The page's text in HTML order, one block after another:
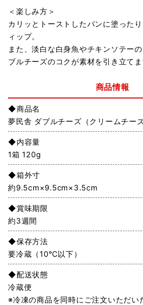
＜楽しみ方＞
カリッとトーストしたパンに塗った
ィップ。
また、淡白な白身魚やチキンソテー
ブルチーズのコクが素材を引き立てま
商品情報
◆商品名
夢民舎 ダブルチーズ（クリームチー
◆内容量
1箱 120g
◆箱外寸
約9.5cm×9.5cm×3.5cm
◆賞味期限
約3週間
◆保存方法
要冷蔵（10℃以下）
◆配送状態
冷蔵便
※冷凍の商品を同時にご注文いただい